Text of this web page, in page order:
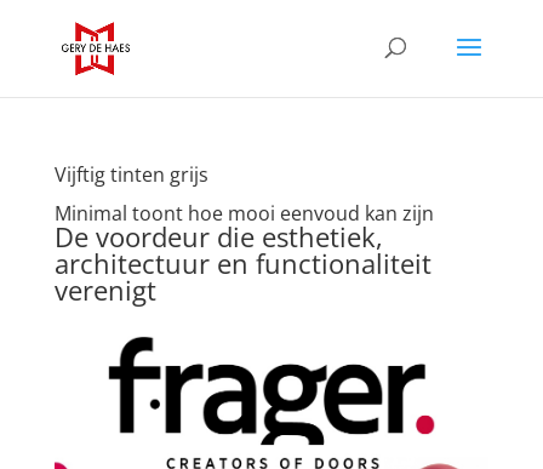
Vijftig tinten grijs
Minimal toont hoe mooi eenvoud kan zijn
De voordeur die esthetiek,
architectuur en functionaliteit
verenigt